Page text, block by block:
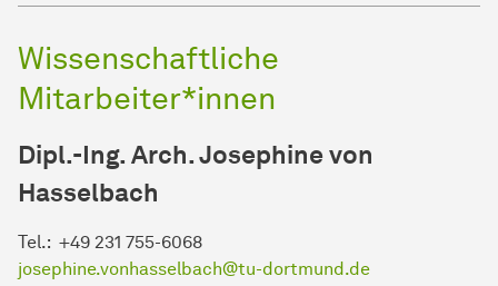
Wissenschaftliche
Mitarbeiter*innen
Dipl.-Ing. Arch. Josephine von
Hasselbach
Tel.: +49 231 755-6068
josephine.vonhasselbach@tu-dortmund.de